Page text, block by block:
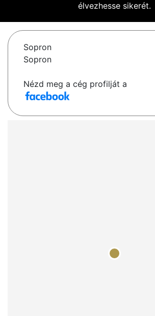
élvezhesse sikerét.
Sopron
Sopron
Nézd meg a cég profilját a